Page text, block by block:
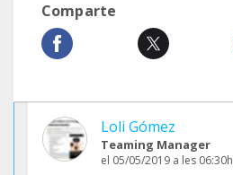
Comparte
Loli Gómez
Teaming Manager
el 05/05/2019 a les 06:30h